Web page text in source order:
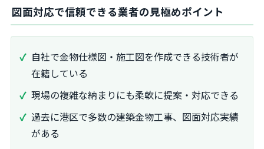
図面対応で信頼できる業者の見極めポイント
自社で金物仕様図・施工図を作成できる技術者が
在籍している
現場の複雑な納まりにも柔軟に提案・対応できる
過去に港区で多数の建築金物工事、図面対応実績
がある